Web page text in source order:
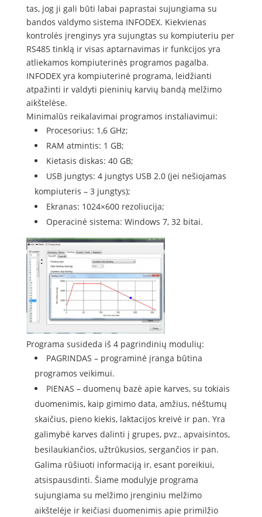
tas, jog ji gali būti labai paprastai sujungiama su
bandos valdymo sistema INFODEX. Kiekvienas
kontrolės įrenginys yra sujungtas su kompiuteriu per
RS485 tinklą ir visas aptarnavimas ir funkcijos yra
atliekamos kompiuterinės programos pagalba.
INFODEX yra kompiuterinė programa, leidžianti
atpažinti ir valdyti pieninių karvių bandą melžimo
aikštelėse.
Minimalūs reikalavimai programos instaliavimui:
Procesorius: 1,6 GHz;
RAM atmintis: 1 GB;
Kietasis diskas: 40 GB;
USB jungtys: 4 jungtys USB 2.0 (jei nešiojamas
kompiuteris – 3 jungtys);
Ekranas: 1024×600 rezoliucija;
Operacinė sistema: Windows 7, 32 bitai.
Programa susideda iš 4 pagrindinių modulių:
PAGRINDAS – programinė įranga būtina
programos veikimui.
PIENAS – duomenų bazė apie karves, su tokiais
duomenimis, kaip gimimo data, amžius, nėštumų
skaičius, pieno kiekis, laktacijos kreivė ir pan. Yra
galimybė karves dalinti į grupes, pvz., apvaisintos,
besilaukiančios, užtrūkusios, sergančios ir pan.
Galima rūšiuoti informaciją ir, esant poreikiui,
atsispausdinti. Šiame modulyje programa
sujungiama su melžimo įrenginiu melžimo
aikštelėje ir keičiasi duomenimis apie primilžio